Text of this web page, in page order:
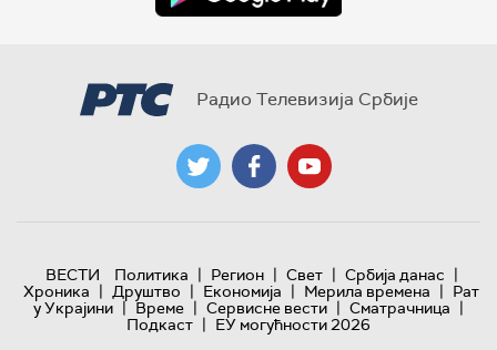
Радио Телевизија Србије
ВЕСТИ Политика | Регион | Свет | Србија данас |
Хроника | Друштво | Економија | Мерила времена | Рат
у Украјини | Време | Сервисне вести | Сматрачница |
Подкаст | ЕУ могућности 2026